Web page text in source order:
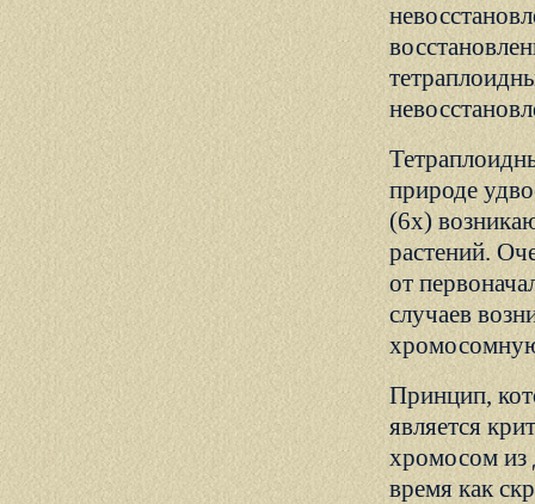
природе
(6x)
растений.
от
случаев
Принцип,
является
хромосом из
время как